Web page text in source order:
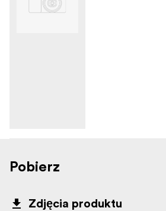
Pobierz
Zdjęcia produktu